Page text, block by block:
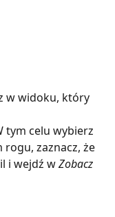
w widoku, który
tym celu wybierz
zaznacz, że
i wejdź w Zobacz